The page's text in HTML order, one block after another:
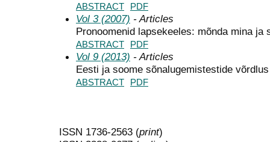
ABSTRACT PDF
Vol 3 (2007) - Articles
Pronoomenid lapsekeeles: mõnda mina ja
ABSTRACT PDF
Vol 9 (2013) - Articles
Eesti ja soome sõnalugemistestide võrdlus
ABSTRACT PDF
ISSN 1736-2563 (print)